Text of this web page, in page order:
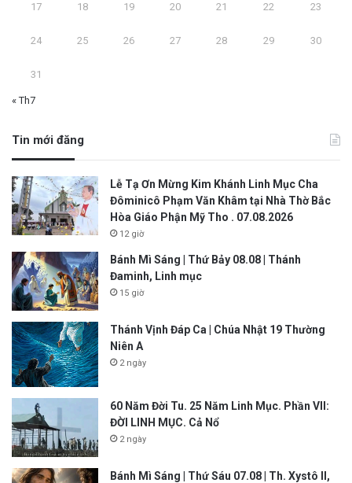
17 18 19 20 21 22 23
24 25 26 27 28 29 30
31
« Th7
Tin mới đăng
Lễ Tạ Ơn Mừng Kim Khánh Linh Mục Cha
Đôminicô Phạm Văn Khâm tại Nhà Thờ Bắc
Hòa Giáo Phận Mỹ Tho . 07.08.2026
12 giờ
Bánh Mì Sáng | Thứ Bảy 08.08 | Thánh
Đaminh, Linh mục
15 giờ
Thánh Vịnh Đáp Ca | Chúa Nhật 19 Thường
Niên A
2 ngày
60 Năm Đời Tu. 25 Năm Linh Mục. Phần VII:
ĐỜI LINH MỤC. Cả Nổ
2 ngày
Bánh Mì Sáng | Thứ Sáu 07.08 | Th. Xystô II,